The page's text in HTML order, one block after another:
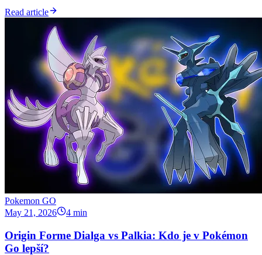
Read article
Pokemon GO
May 21, 2026
4 min
Origin Forme Dialga vs Palkia: Kdo je v Pokémon
Go lepší?